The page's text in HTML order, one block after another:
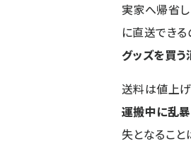
実家へ帰省
に直送できる
グッズを買
送料は値上げ
運搬中に乱
失となること